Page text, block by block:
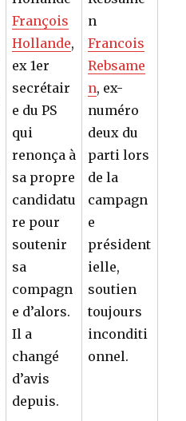
François
Hollande,
ex 1er
secrétair
e du PS
qui
renonça à
sa propre
candidatu
re pour
soutenir
sa
compagn
e d’alors.
Il a
changé
d’avis
depuis.
Francois
Rebsame
n, ex-
numéro
deux du
parti lors
de la
campagn
e
président
ielle,
soutien
toujours
inconditi
onnel.